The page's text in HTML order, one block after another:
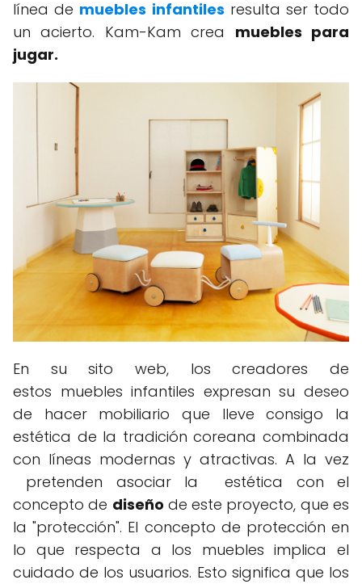
línea de muebles infantiles resulta ser todo
un acierto. Kam-Kam crea muebles para
jugar.
En su sito web, los creadores de
estos muebles infantiles expresan su deseo
de hacer mobiliario que lleve consigo la
estética de la tradición coreana combinada
con líneas modernas y atractivas. A la vez
pretenden asociar la estética con el
concepto de diseño de este proyecto, que es
la "protección". El concepto de protección en
lo que respecta a los muebles implica el
cuidado de los usuarios. Esto significa que los